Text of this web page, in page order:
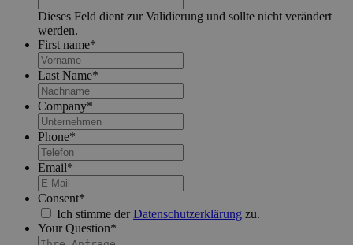
Dieses Feld dient zur Validierung und sollte nicht verändert
werden.
First name*
Last Name*
Company*
Phone*
Email*
Consent*
Ich stimme derDatenschutzerklärung zu.
Your Question*